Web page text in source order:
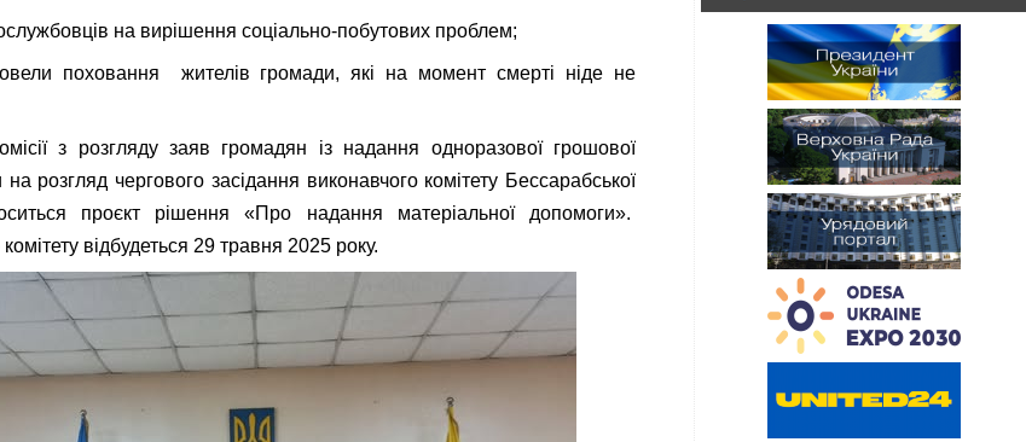
на вирішення соціально-побутових проблем;
поховання жителів громади, які на момент смерті ніде не
з розгляду заяв громадян із надання одноразової грошової
розгляд чергового засідання виконавчого комітету Бессарабської
проєкт рішення «Про надання матеріальної допомоги».
відбудеться 29 травня 2025 року.